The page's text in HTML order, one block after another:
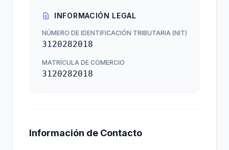
INFORMACIÓN LEGAL
NÚMERO DE IDENTIFICACIÓN TRIBUTARIA (NIT)
3120282018
MATRÍCULA DE COMERCIO
3120282018
Información de Contacto